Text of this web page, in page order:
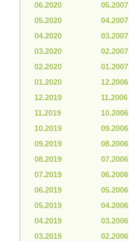
06.2020
05.2020
04.2020
03.2020
02.2020
01.2020
12.2019
11.2019
10.2019
09.2019
08.2019
07.2019
06.2019
05.2019
04.2019
03.2019
05.2007
04.2007
03.2007
02.2007
01.2007
12.2006
11.2006
10.2006
09.2006
08.2006
07.2006
06.2006
05.2006
04.2006
03.2006
02.2006